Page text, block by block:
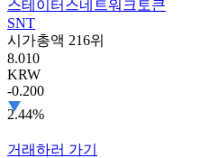
스테이터스네트워크토큰
SNT
시가총액 216위
8.010
KRW
-0.200
2.44%
거래하러 가기